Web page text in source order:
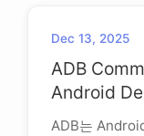
Dec 13, 2025
ADB
Android
ADB는